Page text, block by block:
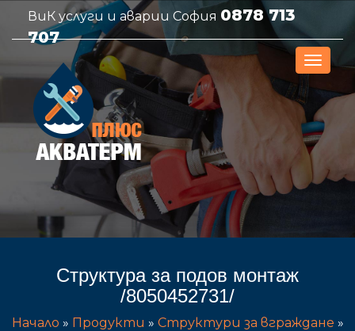
ВиК услуги и аварии София 0878 713
707
Структура за подов монтаж
/8050452731/
Начало » Продукти » Структури за вграждане »